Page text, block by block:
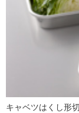
キャベツはくし形